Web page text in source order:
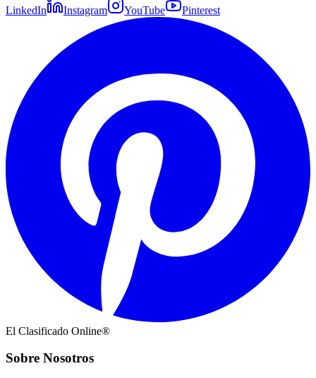
LinkedIn Instagram YouTube Pinterest
El Clasificado Online®
Sobre Nosotros